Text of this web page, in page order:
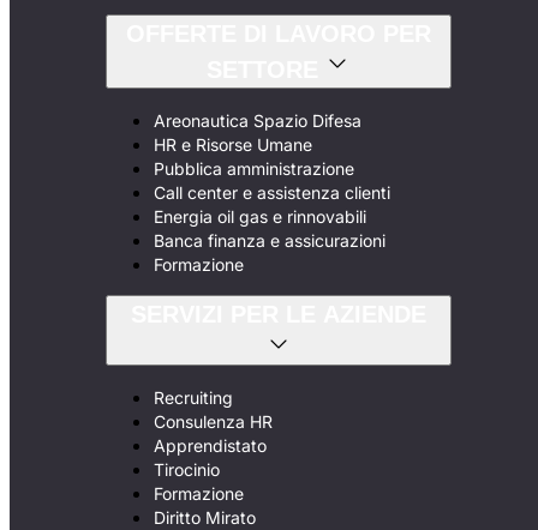
Areonautica Spazio Difesa
HR e Risorse Umane
Pubblica amministrazione
Call center e assistenza clienti
Energia oil gas e rinnovabili
Banca finanza e assicurazioni
Formazione
Recruiting
Consulenza HR
Apprendistato
Tirocinio
Formazione
Diritto Mirato